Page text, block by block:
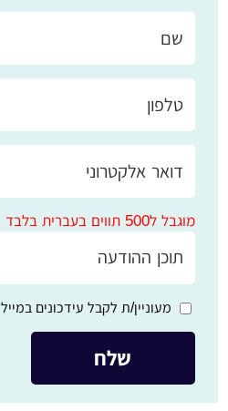
מוגבל ל500 תווים בעברית בלבד
מעוניין/ת לקבל עידכונים במייל